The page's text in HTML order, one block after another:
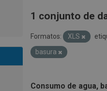
1 conjunto de
Formatos: XLS
basura
Consumo de agua,